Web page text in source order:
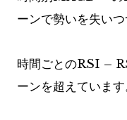
ーンで勢いを失いつ
時間ごとのRSI –
ーンを超えています